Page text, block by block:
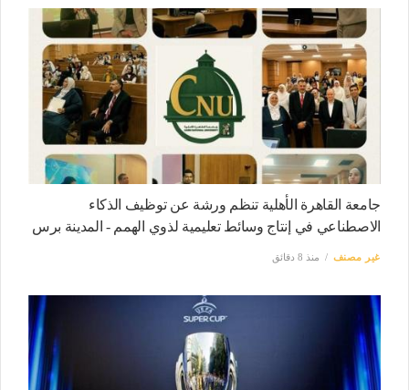
جامعة القاهرة الأهلية تنظم ورشة عن توظيف الذكاء
الاصطناعي في إنتاج وسائط تعليمية لذوي الهمم - المدينة برس
غير مصنف منذ 8 دقائق